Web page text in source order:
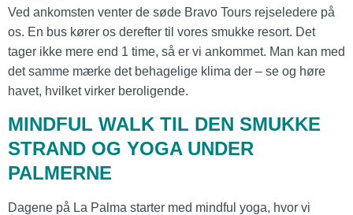
Ved ankomsten venter de søde Bravo Tours rejseledere på
os. En bus kører os derefter til vores smukke resort. Det
tager ikke mere end 1 time, så er vi ankommet. Man kan med
det samme mærke det behagelige klima der – se og høre
havet, hvilket virker beroligende.
MINDFUL WALK TIL DEN SMUKKE
STRAND OG YOGA UNDER
PALMERNE
Dagene på La Palma starter med mindful yoga, hvor vi